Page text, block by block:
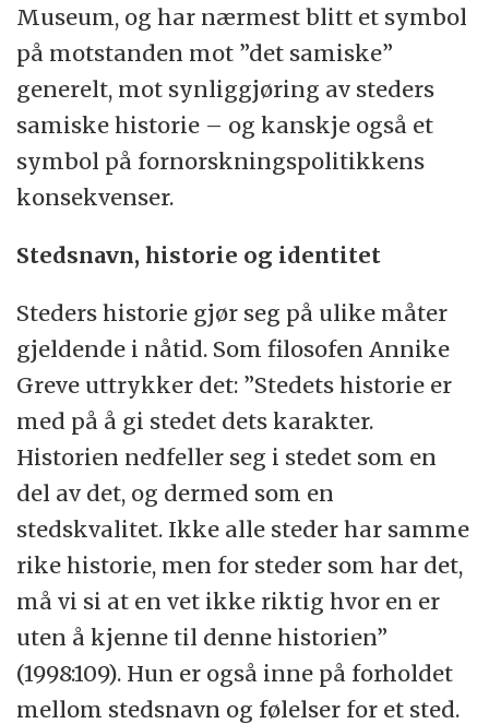
Museum, og har nærmest blitt et symbol
på motstanden mot ”det samiske”
generelt, mot synliggjøring av steders
samiske historie – og kanskje også et
symbol på fornorskningspolitikkens
konsekvenser.
Stedsnavn, historie og identitet
Steders historie gjør seg på ulike måter
gjeldende i nåtid. Som filosofen Annike
Greve uttrykker det: ”Stedets historie er
med på å gi stedet dets karakter.
Historien nedfeller seg i stedet som en
del av det, og dermed som en
stedskvalitet. Ikke alle steder har samme
rike historie, men for steder som har det,
må vi si at en vet ikke riktig hvor en er
uten å kjenne til denne historien”
(1998:109). Hun er også inne på forholdet
mellom stedsnavn og følelser for et sted.